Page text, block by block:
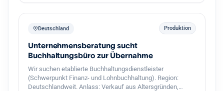
500.000 € und 5 Mio. € Standort in Deutschland PLZ-
Deutschland Produktion
Unternehmensberatung sucht
Buchhaltungsbüro zur Übernahme
Wir suchen etablierte Buchhaltungsdienstleister
(Schwerpunkt Finanz- und Lohnbuchhaltung). Region:
Deutschlandweit. Anlass: Verkauf aus Altersgründen,